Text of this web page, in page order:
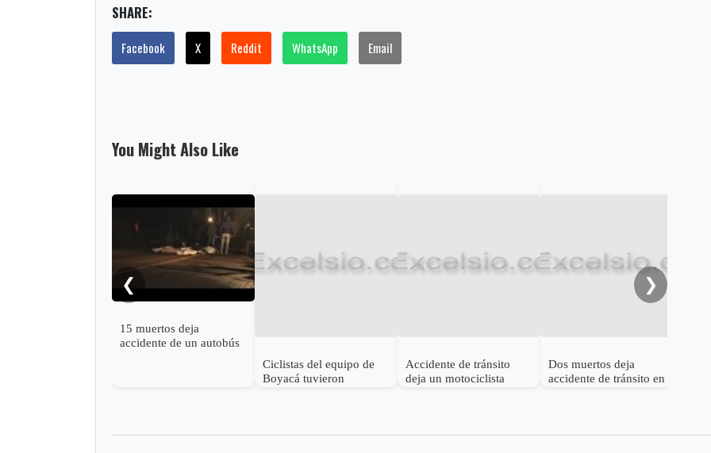
SHARE:
Facebook X Reddit WhatsApp Email
You Might Also Like
❮
15 muertos deja
accidente de un autobús
Ciclistas del equipo de
Boyacá tuvieron
Accidente de tránsito
deja un motociclista
Dos muertos deja
accidente de tránsito en
❯